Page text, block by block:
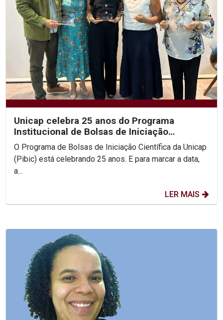
Unicap celebra 25 anos do Programa
Institucional de Bolsas de Iniciação
Científica
O Programa de Bolsas de Iniciação Científica da Unicap
(Pibic) está celebrando 25 anos. E para marcar a data,
a...
LER MAIS